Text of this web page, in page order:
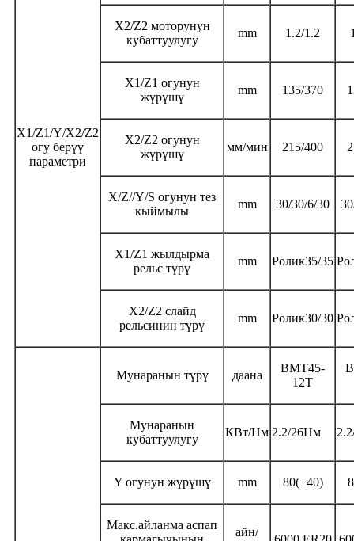
X1/Z1/Y/X2/Z2
огу берүү
параметри
X2/Z2 моторунун
кубаттуулугу
mm 1.2/1.2
X1/Z1 огунун
жүрүшү
mm 135/370
X2/Z2 огунун
жүрүшү
мм/мин 215/400
X/Z//Y/S огунун тез
кыймылы
mm 30/30/6/30
X1/Z1 жылдырма
рельс түрү
mm Ролик35/35
X2/Z2 слайд
рельсинин түрү
mm Ролик30/30
Мунаранын түрү даана
BMT45-
12T
Мунаранын
кубаттуулугу
КВт/Нм 2.2/26Нм
Y огунун жүрүшү mm 80(±40)
Макс.айланма аспап
айн/